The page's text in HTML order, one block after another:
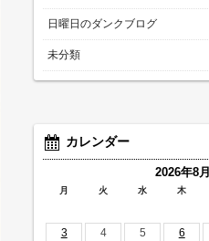
日曜日のダンクブログ
未分類
カレンダー
2026年8月
月 火 水 木
3
4 5 6